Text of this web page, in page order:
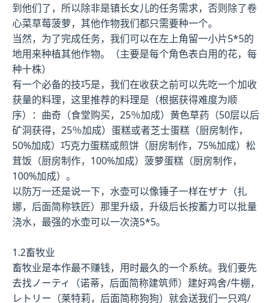
到他们了，所以除非是镇长女儿的任务需求，否则除了卷
心菜草莓菠萝，其他作物我们都只需要种一个。
当然，为了完成任务，我们可以在左上角留一小片5*5的
地用来种植其他作物。（主要是每个角色表白用的花，每
种十株）
有一个必备的技巧是，我们在收获之前可以先吃一个加收
获量的料理，这里推荐的料理是（根据获得难度为顺
序）：曲奇（食堂购买，25％加成）黄色草药（50层以后
矿洞获得，25％加成）蛋糕或者芝士蛋糕（厨房制作，
50%加成）巧克力蛋糕或煎饼（厨房制作，75%加成）松
茸饭（厨房制作，100%加成）菠萝蛋糕（厨房制作，
100%加成）。
以防万一还是说一下，水壶可以像锤子一样在ザナ（扎
娜，后面简称铁匠）那里升级，升级后长按蓄力可以批量
浇水，最强的水壶可以一次浇5*5。
1.2畜牧业
畜牧业是本作最不赚钱，用时最久的一个系统。我们要先
去找ノーティ（诺蒂，后面简称建筑师）建好鸡舍/牛棚，
レトリー（莱特莉，后面简称狗狗）就会送我们一只鸡/